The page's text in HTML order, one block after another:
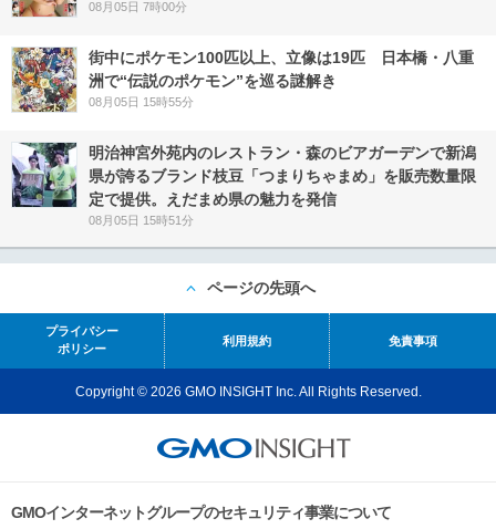
08月05日 7時00分
街中にポケモン100匹以上、立像は19匹 日本橋・八重
洲で“伝説のポケモン”を巡る謎解き
08月05日 15時55分
明治神宮外苑内のレストラン・森のビアガーデンで新潟
県が誇るブランド枝豆「つまりちゃまめ」を販売数量限
定で提供。えだまめ県の魅力を発信
08月05日 15時51分
ページの先頭へ
プライバシー
ポリシー
利用規約 免責事項
Copyright © 2026 GMO INSIGHT Inc. All Rights Reserved.
GMOインターネットグループのセキュリティ事業について